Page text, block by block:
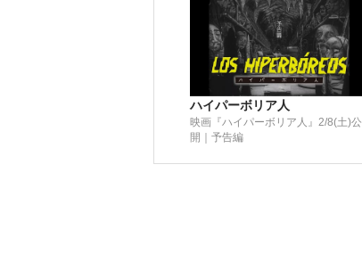
ハイパーボリア人
映画『ハイパーボリア人』2/8(土)公
開｜予告編